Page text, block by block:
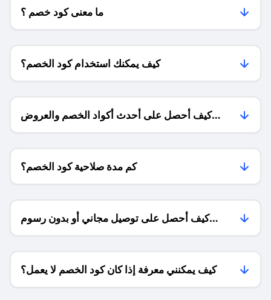
ما معنى كود خصم ؟
كيف يمكنك استخدام كود الخصم؟
كيف أحصل على أحدث أكواد الخصم والعروض
للمتاجر؟
كم مدة صلاحية كود الخصم؟
كيف أحصل على توصيل مجاني أو بدون رسوم
الشحن ؟
كيف يمكنني معرفة إذا كان كود الخصم لا يعمل؟